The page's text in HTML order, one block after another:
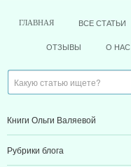
ГЛАВНАЯ ВСЕ СТАТЬИ
ОТЗЫВЫ О НАС
Книги Ольги Валяевой
Рубрики блога